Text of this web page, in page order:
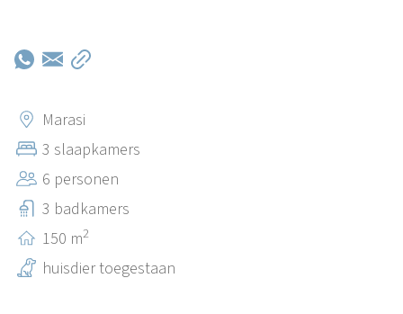
Marasi
3 slaapkamers
6 personen
3 badkamers
150 m2
huisdier toegestaan